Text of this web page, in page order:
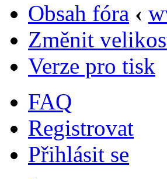
Obsah fóra ‹
Změnit
Verze pro tisk
FAQ
Registrovat
Přihlásit se